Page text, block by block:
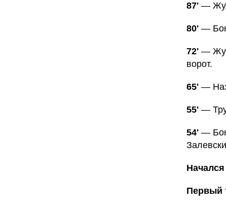
87' —
80' —
72' —
ворот.
65' —
55' —
54' —
Первый